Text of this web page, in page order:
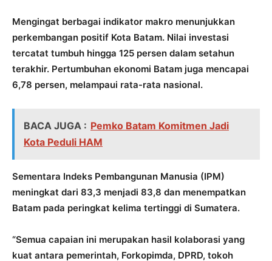
Mengingat berbagai indikator makro menunjukkan
perkembangan positif Kota Batam. Nilai investasi
tercatat tumbuh hingga 125 persen dalam setahun
terakhir. Pertumbuhan ekonomi Batam juga mencapai
6,78 persen, melampaui rata-rata nasional.
BACA JUGA : Pemko Batam Komitmen Jadi
Kota Peduli HAM
Sementara Indeks Pembangunan Manusia (IPM)
meningkat dari 83,3 menjadi 83,8 dan menempatkan
Batam pada peringkat kelima tertinggi di Sumatera.
“Semua capaian ini merupakan hasil kolaborasi yang
kuat antara pemerintah, Forkopimda, DPRD, tokoh